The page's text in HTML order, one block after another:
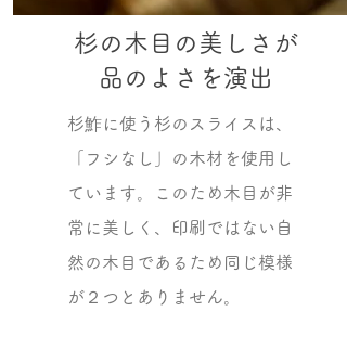
杉の木目の美しさが
品のよさを演出
杉鮓に使う杉のスライスは、
「フシなし」の木材を使用し
ています。このため木目が非
常に美しく、印刷ではない自
然の木目であるため同じ模様
が２つとありません。